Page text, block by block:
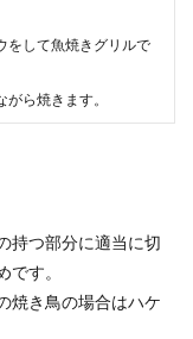
をして魚焼きグリルで
ら焼きます。
持つ部分に適当に切
す。
焼き鳥の場合はハケ